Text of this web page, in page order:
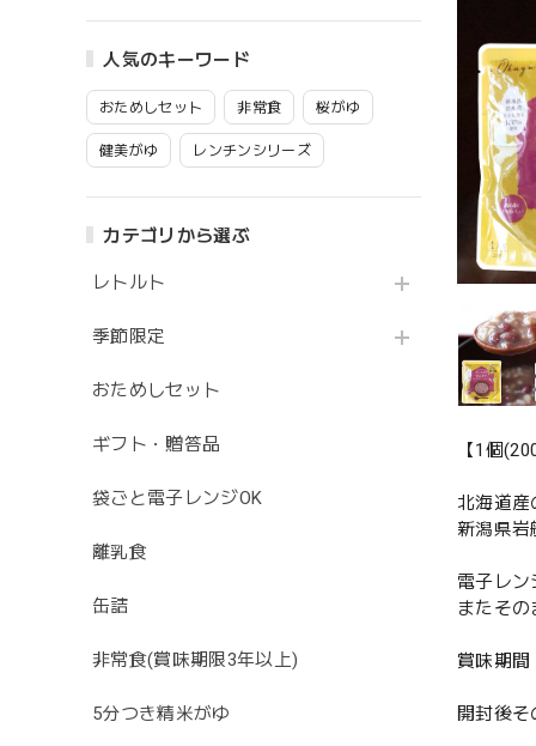
人気のキーワード
おためしセット 非常食 桜がゆ
健美がゆ レンチンシリーズ
カテゴリから選ぶ
レトルト
季節限定
おためしセット
ギフト・贈答品
袋ごと電子レンジOK
離乳食
缶詰
非常食(賞味期限3年以上)
5分つき精米がゆ
【1個
北海道
新潟県岩
電子レ
またそ
賞味期間
開封後